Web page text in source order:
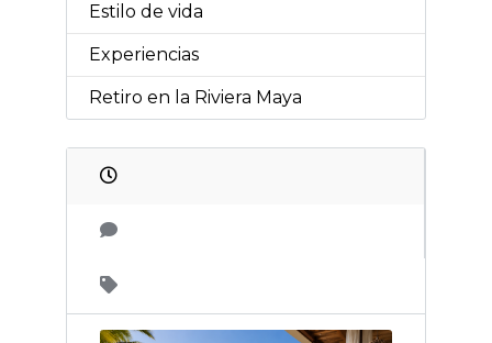
Estilo de vida
Experiencias
Retiro en la Riviera Maya